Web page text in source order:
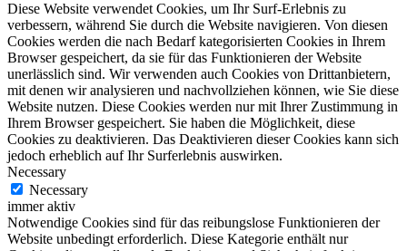
Diese Website verwendet Cookies, um Ihr Surf-Erlebnis zu
verbessern, während Sie durch die Website navigieren. Von diesen
Cookies werden die nach Bedarf kategorisierten Cookies in Ihrem
Browser gespeichert, da sie für das Funktionieren der Website
unerlässlich sind. Wir verwenden auch Cookies von Drittanbietern,
mit denen wir analysieren und nachvollziehen können, wie Sie diese
Website nutzen. Diese Cookies werden nur mit Ihrer Zustimmung in
Ihrem Browser gespeichert. Sie haben die Möglichkeit, diese
Cookies zu deaktivieren. Das Deaktivieren dieser Cookies kann sich
jedoch erheblich auf Ihr Surferlebnis auswirken.
Necessary
Necessary
immer aktiv
Notwendige Cookies sind für das reibungslose Funktionieren der
Website unbedingt erforderlich. Diese Kategorie enthält nur